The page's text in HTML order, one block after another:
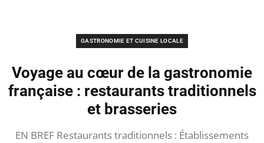
GASTRONOMIE ET CUISINE LOCALE
Voyage au cœur de la gastronomie
française : restaurants traditionnels
et brasseries
EN BREF Restaurants traditionnels : Établissements